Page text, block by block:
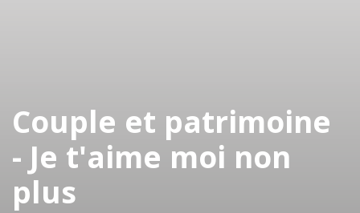
Couple et patrimoine
- Je t'aime moi non
plus